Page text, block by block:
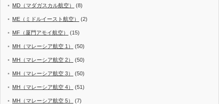
MD（マダガスカル航空） (8)
ME（ミドルイースト航空） (2)
MF（厦門アモイ航空） (15)
MH（マレーシア航空 1） (50)
MH（マレーシア航空 2） (50)
MH（マレーシア航空 3） (50)
MH（マレーシア航空 4） (51)
MH（マレーシア航空 5） (7)